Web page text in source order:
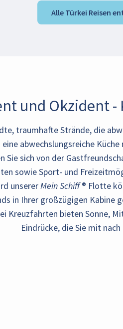
Alle Türkei Reisen
und Okzident
traumhafte Strände, die
abwechslungsreiche
Sie sich von der
sowie Sport- und
unsererMein Schiff® Flotte
in Ihrer großzügigen
Kreuzfahrten bieten Sonne,
Eindrücke, die Sie mit